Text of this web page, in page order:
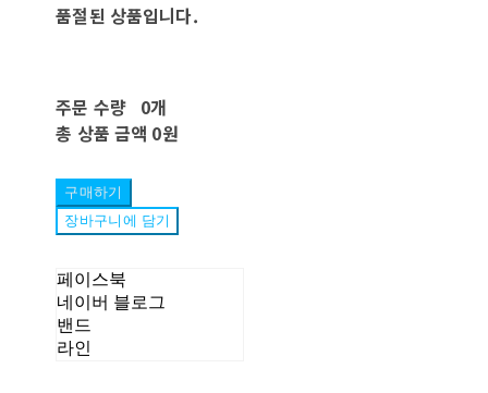
품절된 상품입니다.
주문 수량 0개
총 상품 금액 0원
구매하기
장바구니에 담기
페이스북
네이버 블로그
밴드
라인